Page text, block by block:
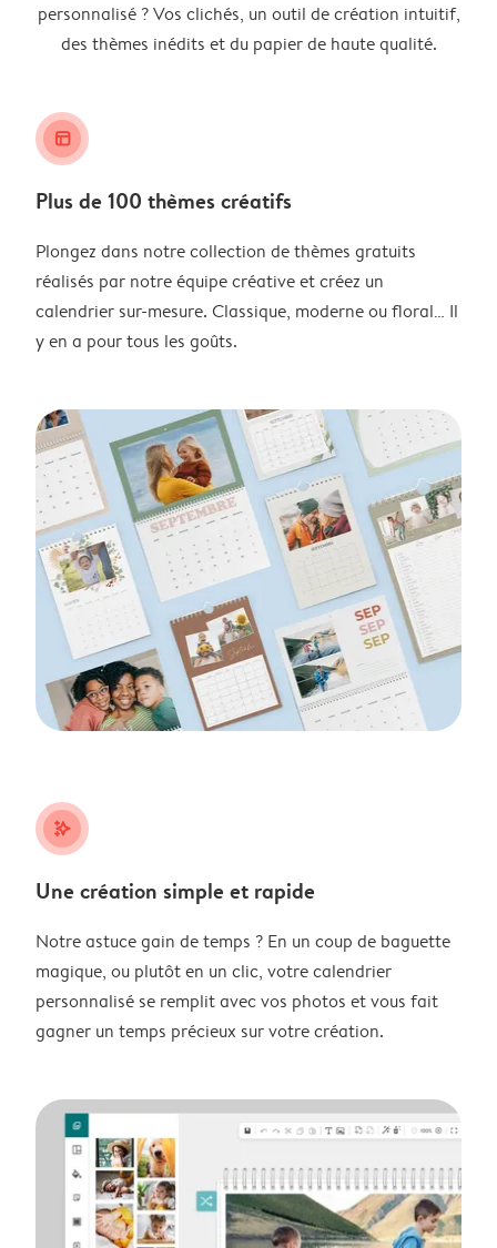
personnalisé ? Vos clichés, un outil de création intuitif,
des thèmes inédits et du papier de haute qualité.
layout_alt
Plus de 100 thèmes créatifs
Plongez dans notre collection de thèmes gratuits
réalisés par notre équipe créative et créez un
calendrier sur-mesure. Classique, moderne ou floral… Il
y en a pour tous les goûts.
stars_plus
Une création simple et rapide
Notre astuce gain de temps ? En un coup de baguette
magique, ou plutôt en un clic, votre calendrier
personnalisé se remplit avec vos photos et vous fait
gagner un temps précieux sur votre création.